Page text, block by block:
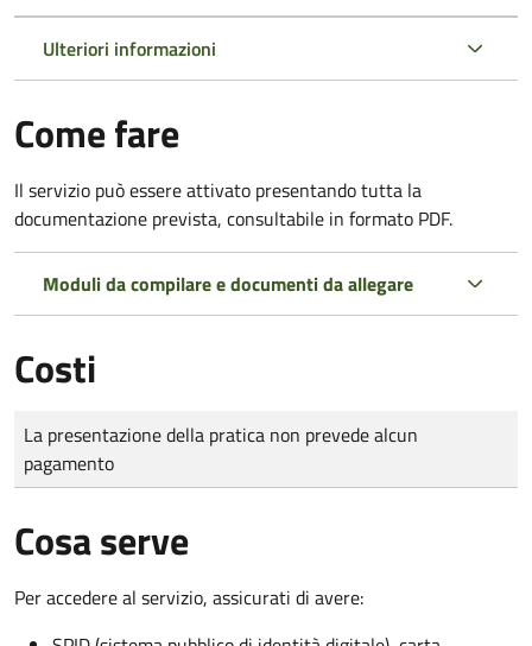
Ulteriori informazioni
Come fare
Il servizio può essere attivato presentando tutta la
documentazione prevista, consultabile in formato PDF.
Moduli da compilare e documenti da allegare
Costi
Tipo di pagamento
Importo
La presentazione della pratica non prevede alcun
pagamento
Cosa serve
Per accedere al servizio, assicurati di avere: